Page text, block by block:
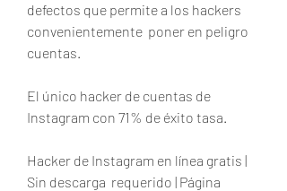
defectos que permite a los hackers
convenientemente  poner en peligro
cuentas.
El único hacker de cuentas de
Instagram con 71% de éxito tasa.
Hacker de Instagram en línea gratis |
Sin descarga  requerido | Página